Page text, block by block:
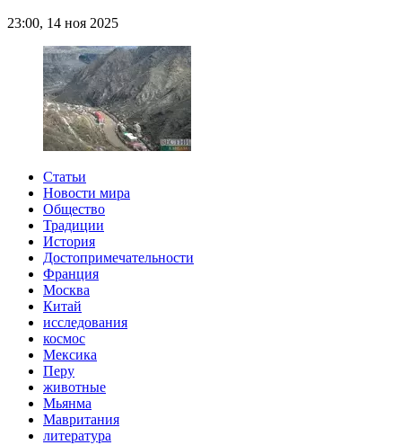
23:00, 14 ноя 2025
Статьи
Новости мира
Общество
Традиции
История
Достопримечательности
Франция
Москва
Китай
исследования
космос
Мексика
Перу
животные
Мьянма
Мавритания
литература